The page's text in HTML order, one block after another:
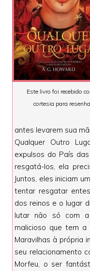
Este livro foi recebido
cortesia para
antes levarem sua
Qualquer Outro
expulsos do País
resgatá-los, ela
Juntos, eles iniciam
tentar resgatar
dos reinos e o lugar
lutar não só com a
malicioso que tem
Maravilhas à própria
seu relacionamento
Morfeu, o ser